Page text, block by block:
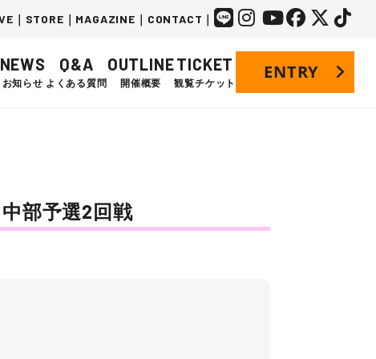
｜ STORE ｜ MAGAZINE ｜ CONTACT ｜
NEWS
お知らせ
Q&A
よくある質問
OUTLINE
開催概要
TICKET
観覧チケット
ENTRY
部予選2回戦